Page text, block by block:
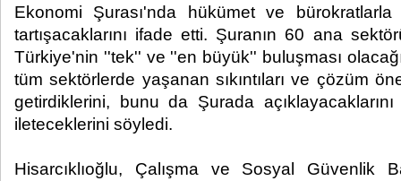
Ekonomi Şurası'nda hükümet ve
tartışacaklarını ifade etti. Şuranın 60 ana
Türkiye'nin ''tek'' ve ''en büyük'' buluşması
tüm sektörlerde yaşanan sıkıntıları ve çözüm
getirdiklerini, bunu da Şurada
ileteceklerini söyledi.
Hisarcıklıoğlu, Çalışma ve Sosyal Güvenlik